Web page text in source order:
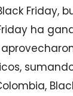
Friday,
ha